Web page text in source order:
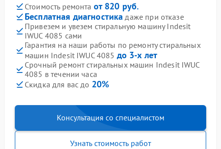
Стоимость ремонта от 820 руб.
Бесплатная диагностика даже при отказе
Привезем и увезем стиральную машину Indesit
IWUC 4085 сами
Гарантия на наши работы по ремонту стиральных
машин Indesit IWUC 4085 до 3-х лет
Срочный ремонт стиральных машин Indesit IWUC
4085 в течении часа
Скидка для вас до 20%
Консультация со специалистом
Узнать стоимость работ